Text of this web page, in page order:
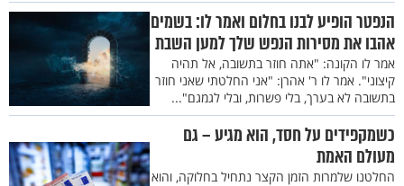
הנפטר הופיע לבנו בחלום ואמר לו: בשמים
אהבו את מסירות הנפש שלך למען השבת
אמר לו הקונה: "אתה חוזר בתשובה, אל תהיה
קיצוני". אמר לו ר' אהרן: "אני החלטתי שאני חוזר
בתשובה לא בערך, בלי פשרות, ובלי לגמגם"...
כשמקפידים על חסד, הוא מגיע – גם
מעולם האמת
החלטנו שלמרות הזמן הקצר נתחיל בחלוקה, והוא